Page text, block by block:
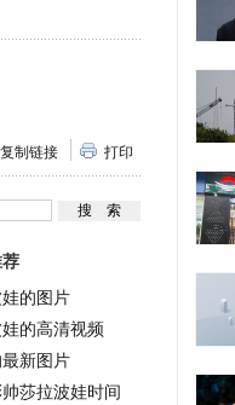
复制链接 打印
的图片
的高清视频
新图片
莎拉波娃时间